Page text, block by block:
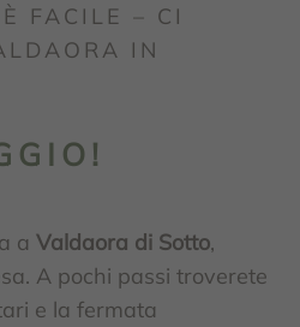
FACILE – CI
IN
aValdaora di Sotto,
A pochi passi troverete
e la fermata